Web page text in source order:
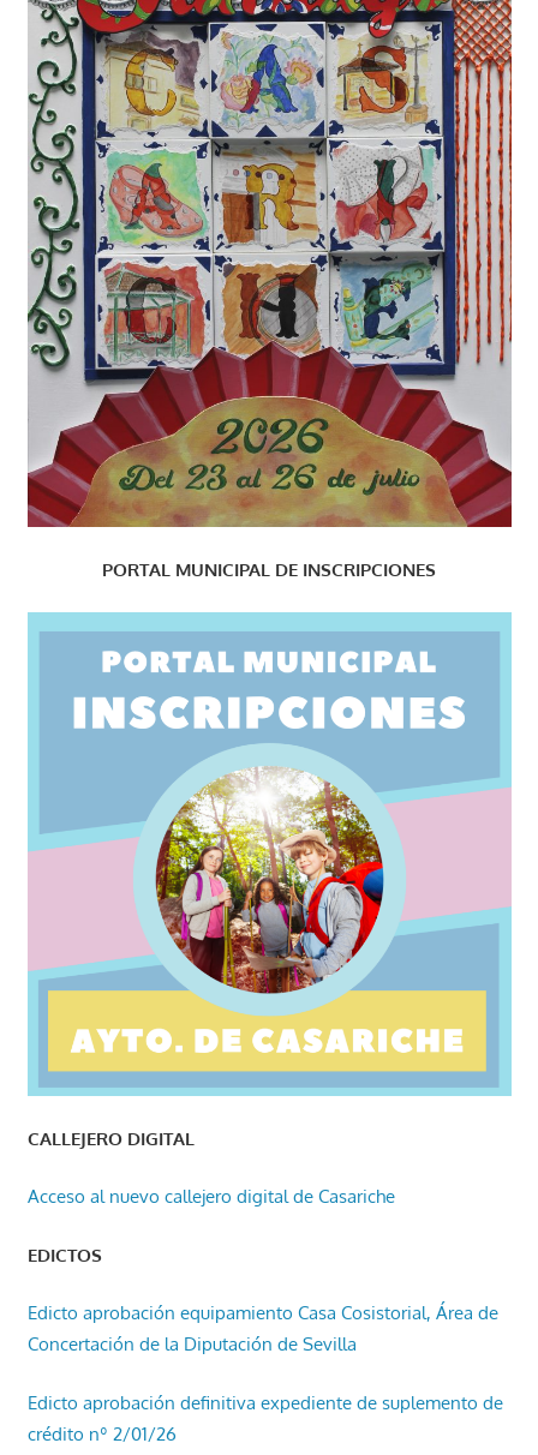
PORTAL MUNICIPAL DE INSCRIPCIONES
CALLEJERO DIGITAL
Acceso al nuevo callejero digital de Casariche
EDICTOS
Edicto aprobación equipamiento Casa Cosistorial, Área de
Concertación de la Diputación de Sevilla
Edicto aprobación definitiva expediente de suplemento de
crédito nº 2/01/26